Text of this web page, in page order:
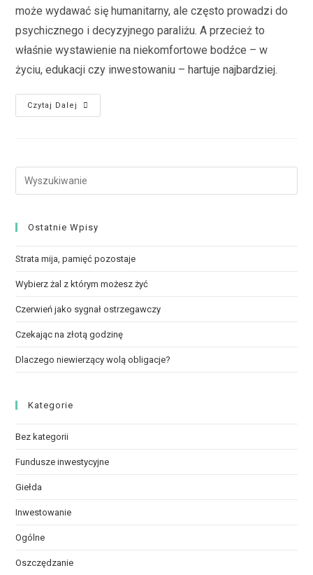
może wydawać się humanitarny, ale często prowadzi do
psychicznego i decyzyjnego paraliżu. A przecież to
właśnie wystawienie na niekomfortowe bodźce – w
życiu, edukacji czy inwestowaniu – hartuje najbardziej.
Czytaj Dalej
Ostatnie Wpisy
Strata mija, pamięć pozostaje
Wybierz żal z którym możesz żyć
Czerwień jako sygnał ostrzegawczy
Czekając na złotą godzinę
Dlaczego niewierzący wolą obligacje?
Kategorie
Bez kategorii
Fundusze inwestycyjne
Giełda
Inwestowanie
Ogólne
Oszczędzanie